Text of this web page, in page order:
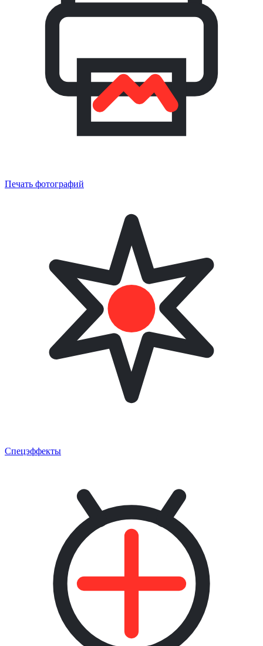
Печать фотографий
Спецэффекты